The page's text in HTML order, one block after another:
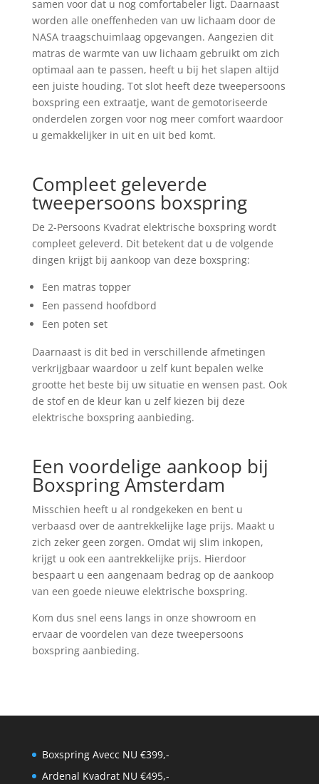
samen voor dat u nog comfortabeler ligt. Daarnaast
worden alle oneffenheden van uw lichaam door de
NASA traagschuimlaag opgevangen. Aangezien dit
matras de warmte van uw lichaam gebruikt om zich
optimaal aan te passen, heeft u bij het slapen altijd
een juiste houding. Tot slot heeft deze tweepersoons
boxspring een extraatje, want de gemotoriseerde
onderdelen zorgen voor nog meer comfort waardoor
u gemakkelijker in uit en uit bed komt.
Compleet geleverde
tweepersoons boxspring
De 2-Persoons Kvadrat elektrische boxspring wordt
compleet geleverd. Dit betekent dat u de volgende
dingen krijgt bij aankoop van deze boxspring:
Een matras topper
Een passend hoofdbord
Een poten set
Daarnaast is dit bed in verschillende afmetingen
verkrijgbaar waardoor u zelf kunt bepalen welke
grootte het beste bij uw situatie en wensen past. Ook
de stof en de kleur kan u zelf kiezen bij deze
elektrische boxspring aanbieding.
Een voordelige aankoop bij
Boxspring Amsterdam
Misschien heeft u al rondgekeken en bent u
verbaasd over de aantrekkelijke lage prijs. Maakt u
zich zeker geen zorgen. Omdat wij slim inkopen,
krijgt u ook een aantrekkelijke prijs. Hierdoor
bespaart u een aangenaam bedrag op de aankoop
van een goede nieuwe elektrische boxspring.
Kom dus snel eens langs in onze showroom en
ervaar de voordelen van deze tweepersoons
boxspring aanbieding.
Boxspring Avecc NU €399,-
Ardenal Kvadrat NU €495,-